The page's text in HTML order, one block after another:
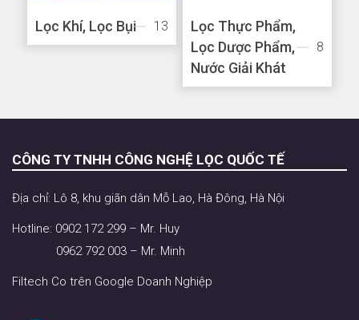
Lọc Khí, Lọc Bụi 13
Lọc Thực Phẩm,
Lọc Dược Phẩm,
Nước Giải Khát
8
CÔNG TY TNHH CÔNG NGHỆ LỌC QUỐC TẾ
Địa chỉ: Lô 8, khu giãn dân Mỗ Lao, Hà Đông, Hà Nội
Hotline: 0902 172 299 – Mr. Huy
0962 792 003 – Mr. Minh
Filtech Co trên Google Doanh Nghiệp